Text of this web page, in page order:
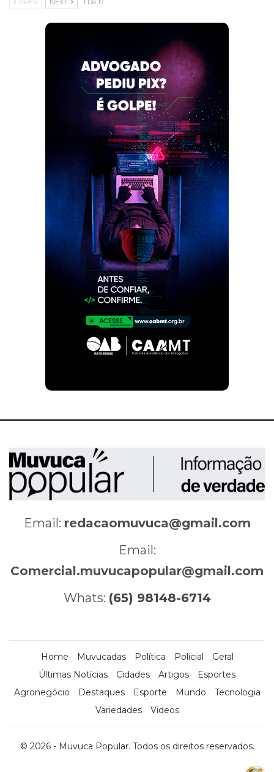
PREV NEXT 1 De 17
Email: redacaomuvuca@gmail.com
Email:
Comercial.muvucapopular@gmail.com
Whats: (65) 98148-6714
Home Muvucadas Política Policial
Geral
Últimas Notícias
Cidades Artigos
Esportes
Agronegócio
Destaques Esporte Mundo
Tecnologia
Variedades
Videos
© 2026 - Muvuca Popular. Todos os direitos reservados.